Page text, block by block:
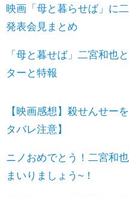
映画「母と暮らせば」に
発表会見まとめ
「母と暮せば」二宮和也
ターと特報
【映画感想】殺せんせー
タバレ注意】
ニノおめでとう！二宮和
まいりましょう~！